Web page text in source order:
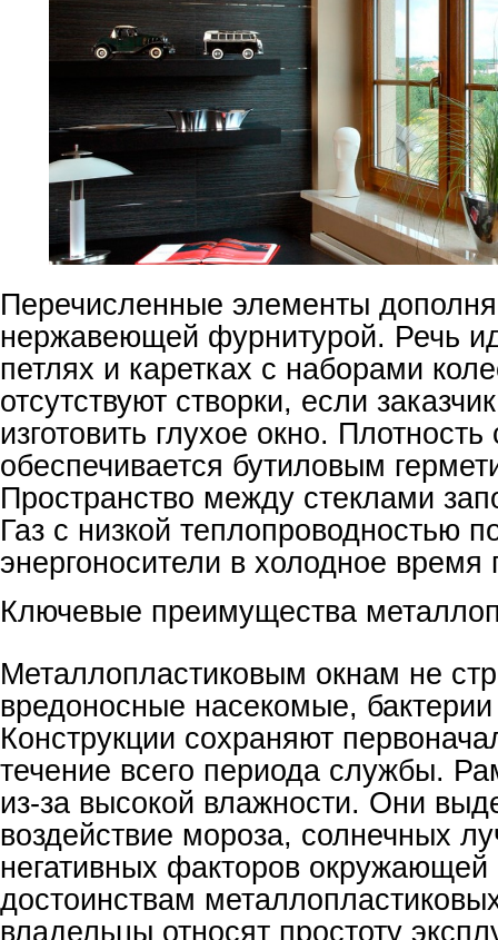
Перечисленные элементы
нержавеющей фурнитурой. Речь
петлях и каретках с наборами
отсутствуют створки, если
изготовить глухое окно.
обеспечивается бутиловым
Пространство между стеклами
Газ с низкой теплопроводностью
энергоносители в холодное время
Ключевые преимущества
Металлопластиковым окнам не
вредоносные насекомые, бактерии
Конструкции сохраняют
течение всего периода службы.
из-за высокой влажности. Они
воздействие мороза, солнечных
негативных факторов
достоинствам
владельцы относят простоту